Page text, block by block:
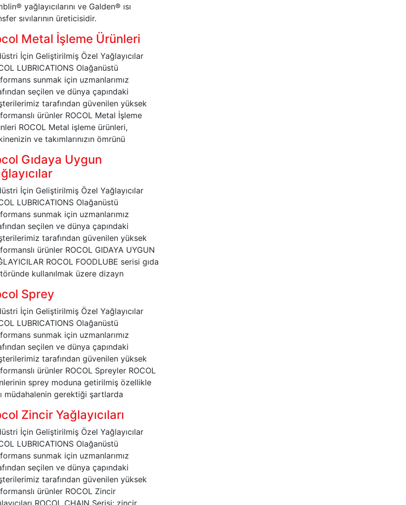
yağlayıcılarını ve Galden® ısı
sıvılarının üreticisidir.
Metal İşleme Ürünleri
İçin Geliştirilmiş Özel Yağlayıcılar
LUBRICATIONS Olağanüstü
sunmak için uzmanlarımız
seçilen ve dünya çapındaki
tarafından güvenilen yüksek
ürünler ROCOL Metal İşleme
ROCOL Metal işleme ürünleri,
ve takımlarınızın ömrünü
Gıdaya Uygun
İçin Geliştirilmiş Özel Yağlayıcılar
LUBRICATIONS Olağanüstü
sunmak için uzmanlarımız
seçilen ve dünya çapındaki
tarafından güvenilen yüksek
ürünler ROCOL GIDAYA UYGUN
ROCOL FOODLUBE serisi gıda
kullanılmak üzere dizayn
Sprey
İçin Geliştirilmiş Özel Yağlayıcılar
LUBRICATIONS Olağanüstü
sunmak için uzmanlarımız
seçilen ve dünya çapındaki
tarafından güvenilen yüksek
ürünler ROCOL Spreyler ROCOL
sprey moduna getirilmiş özellikle
müdahalenin gerektiği şartlarda
Zincir Yağlayıcıları
İçin Geliştirilmiş Özel Yağlayıcılar
LUBRICATIONS Olağanüstü
sunmak için uzmanlarımız
seçilen ve dünya çapındaki
tarafından güvenilen yüksek
ürünler ROCOL Zincir
ROCOL CHAIN Serisi; zincir